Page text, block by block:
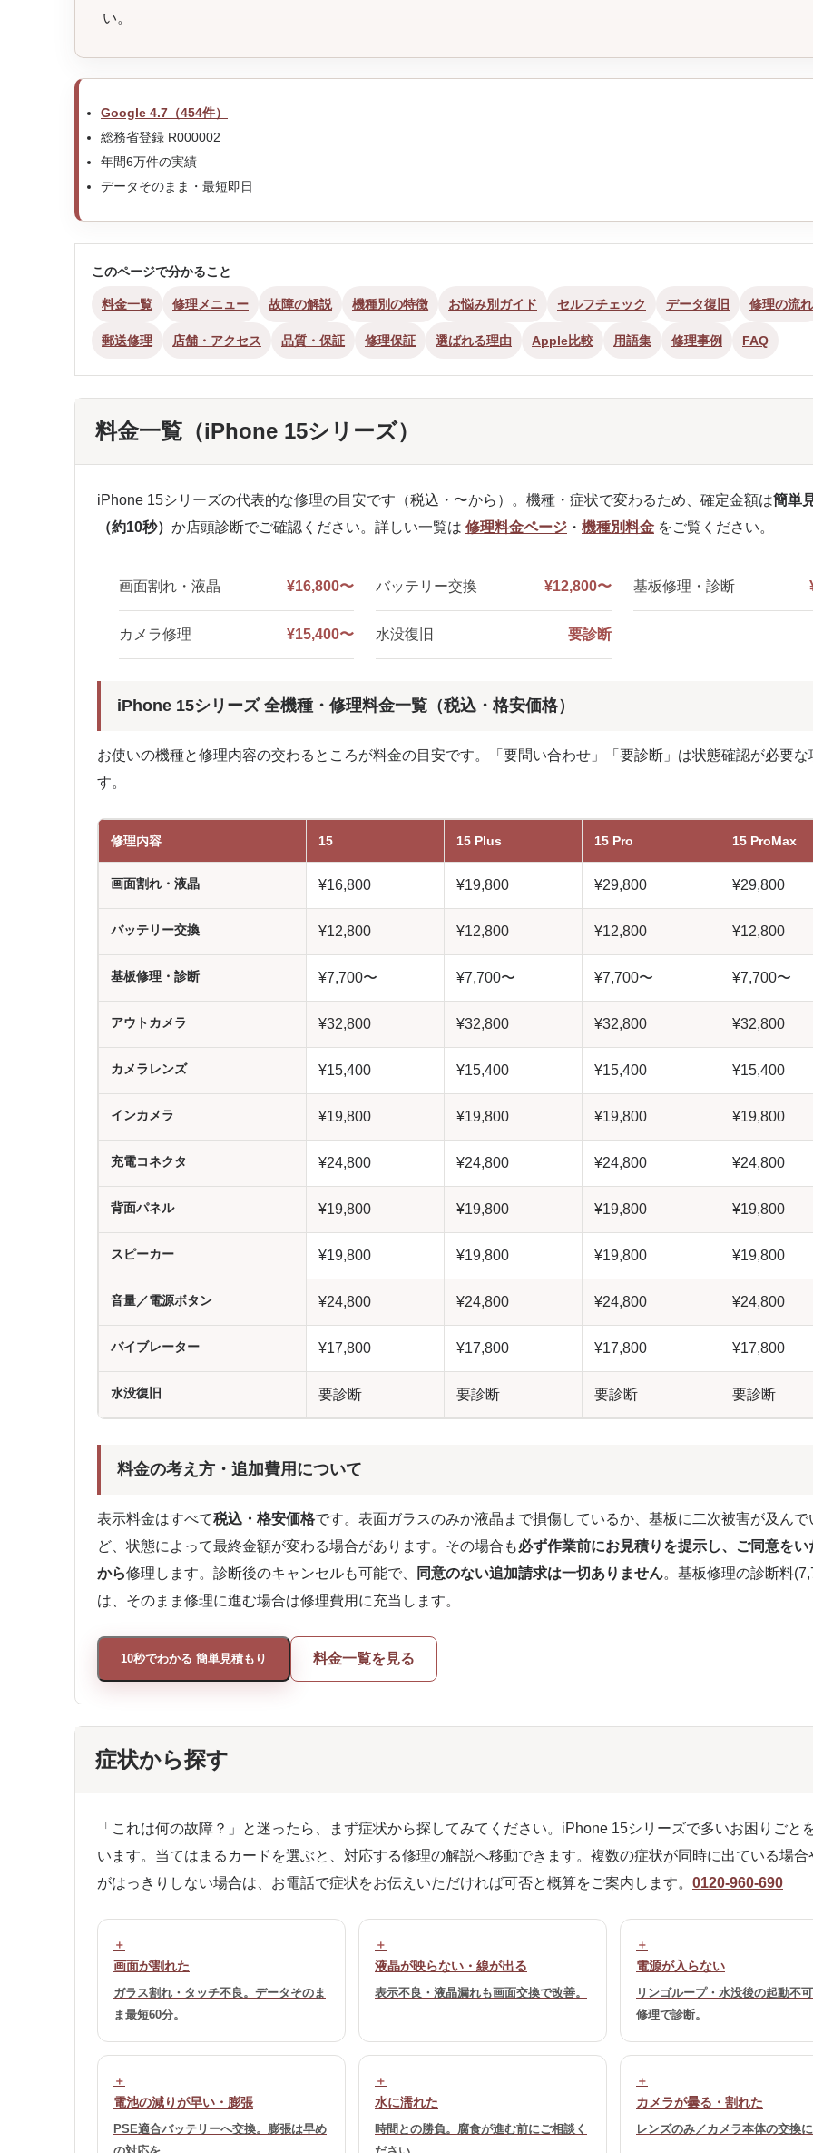
い。
Google 4.7（454件）
総務省登録 R000002
年間6万件の実績
データそのまま・最短即日
このページで分かること
料金一覧 修理メニュー 故障の解説 機種別の特徴 お悩み別ガイド セルフチェック データ復旧 修理の流れ
郵送修理 店舗・アクセス 品質・保証 修理保証 選ばれる理由 Apple比較 用語集 修理事例 FAQ
料金一覧（iPhone 15シリーズ）
iPhone 15シリーズの代表的な修理の目安です（税込・〜から）。機種・症状で変わるため、確定金額は簡単
（約10秒） か店頭診断でご確認ください。詳しい一覧は 修理料金ページ ・ 機種別料金 をご覧ください。
画面割れ・液晶 ¥16,800〜 バッテリー交換 ¥12,800〜 基板修理・診断
カメラ修理 ¥15,400〜 水没復旧 要診断
iPhone 15シリーズ 全機種・修理料金一覧（税込・格安価格）
お使いの機種と修理内容の交わるところが料金の目安です。「要問い合わせ」「要診断」は状態確認が必要な
す。
修理内容 15 15 Plus 15 Pro 15 ProMax
画面割れ・液晶 ¥16,800 ¥19,800 ¥29,800 ¥29,800
バッテリー交換 ¥12,800 ¥12,800 ¥12,800 ¥12,800
基板修理・診断 ¥7,700〜 ¥7,700〜 ¥7,700〜 ¥7,700〜
アウトカメラ ¥32,800 ¥32,800 ¥32,800 ¥32,800
カメラレンズ ¥15,400 ¥15,400 ¥15,400 ¥15,400
インカメラ ¥19,800 ¥19,800 ¥19,800 ¥19,800
充電コネクタ ¥24,800 ¥24,800 ¥24,800 ¥24,800
背面パネル ¥19,800 ¥19,800 ¥19,800 ¥19,800
スピーカー ¥19,800 ¥19,800 ¥19,800 ¥19,800
音量／電源ボタン ¥24,800 ¥24,800 ¥24,800 ¥24,800
バイブレーター ¥17,800 ¥17,800 ¥17,800 ¥17,800
水没復旧 要診断 要診断 要診断 要診断
料金の考え方・追加費用について
表示料金はすべて税込・格安価格です。表面ガラスのみか液晶まで損傷しているか、基板に二次被害が及んで
ど、状態によって最終金額が変わる場合があります。その場合も必ず作業前にお見積りを提示し、ご同意をい
から修理します。診断後のキャンセルも可能で、 同意のない追加請求は一切ありません。基板修理の診断料
は、そのまま修理に進む場合は修理費用に充当します。
10秒でわかる 簡単見積もり 料金一覧を見る
症状から探す
「これは何の故障？」と迷ったら、まず症状から探してみてください。iPhone 15シリーズで多いお困りごと
います。当てはまるカードを選ぶと、対応する修理の解説へ移動できます。複数の症状が同時に出ている場合
がはっきりしない場合は、お電話で症状をお伝えいただければ可否と概算をご案内します。 0120-960-690
画面が割れた
ガラス割れ・タッチ不良。データそのま
ま最短60分。
液晶が映らない・線が出る
表示不良・液晶漏れも画面交換で改善。
電源が入らない
リンゴループ・水没後の起動不
修理で診断。
電池の減りが早い・膨張
PSE適合バッテリーへ交換。膨張は早め
水に濡れた
時間との勝負。腐食が進む前にご相談く
カメラが曇る・割れた
レンズのみ／カメラ本体の交換